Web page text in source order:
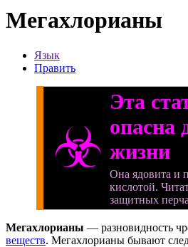
Мегахлорианы
Язык
Править
☣
Эта
опасна
жизни
Она ядовита и
кислотой.
защитных
Мегахлорианы — разновидность
веществ. Мегахлорианы бывают